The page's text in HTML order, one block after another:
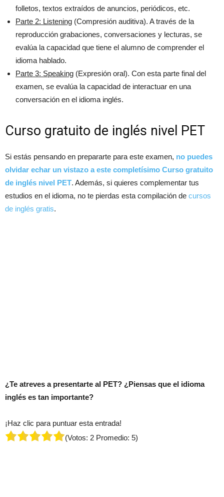
folletos, textos extraídos de anuncios, periódicos, etc.
Parte 2: Listening (Compresión auditiva). A través de la
reproducción grabaciones, conversaciones y lecturas, se
evalúa la capacidad que tiene el alumno de comprender el
idioma hablado.
Parte 3: Speaking (Expresión oral). Con esta parte final del
examen, se evalúa la capacidad de interactuar en una
conversación en el idioma inglés.
Curso gratuito de inglés nivel PET
Si estás pensando en prepararte para este examen, no puedes
olvidar echar un vistazo a este completísimo Curso gratuito
de inglés nivel PET. Además, si quieres complementar tus
estudios en el idioma, no te pierdas esta compilación de cursos
de inglés gratis.
¿Te atreves a presentarte al PET? ¿Piensas que el idioma
inglés es tan importante?
¡Haz clic para puntuar esta entrada!
(Votos: 2 Promedio: 5)